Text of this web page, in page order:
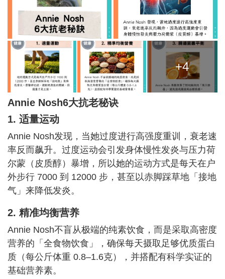
+4
Annie Nosh6大抗老秘诀
1. 适量运动
Annie Nosh发现，当她过度进行高强度重训，衰老速
率反而飙升。过度运动会引发身体慢性发炎与压力荷
尔蒙（皮质醇）暴增，所以她的运动方式是每天在户
外步行 7000 到 12000 步，甚至以赤脚踩草地「接地
气」来降低发炎。
2. 精准均衡营养
Annie Nosh不盲从极端的纯素饮食，而是采取高密度
营养的「全食物饮食」，确保每天摄取足够优质蛋白
质（每公斤体重 0.8–1.6克），并搭配有科学实证的
基础营养素。